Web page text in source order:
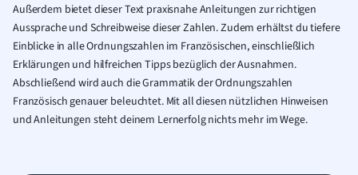
Außerdem bietet dieser Text praxisnahe Anleitungen zur richtigen
Aussprache und Schreibweise dieser Zahlen. Zudem erhältst du tiefere
Einblicke in alle Ordnungszahlen im Französischen, einschließlich
Erklärungen und hilfreichen Tipps bezüglich der Ausnahmen.
Abschließend wird auch die Grammatik der Ordnungszahlen
Französisch genauer beleuchtet. Mit all diesen nützlichen Hinweisen
und Anleitungen steht deinem Lernerfolg nichts mehr im Wege.